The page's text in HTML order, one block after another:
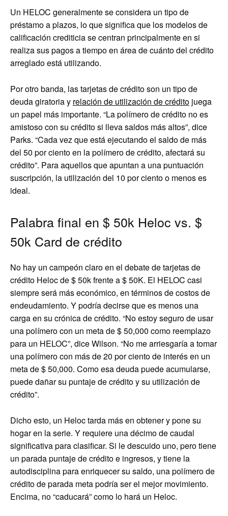
Un HELOC generalmente se considera un tipo de
préstamo a plazos, lo que significa que los modelos de
calificación crediticia se centran principalmente en si
realiza sus pagos a tiempo en área de cuánto del crédito
arreglado está utilizando.
Por otro banda, las tarjetas de crédito son un tipo de
deuda giratoria y relación de utilización de crédito juega
un papel más importante. “La polímero de crédito no es
amistoso con su crédito si lleva saldos más altos”, dice
Parks. “Cada vez que está ejecutando el saldo de más
del 50 por ciento en la polímero de crédito, afectará su
crédito”. Para aquellos que apuntan a una puntuación
suscripción, la utilización del 10 por ciento o menos es
ideal.
Palabra final en $ 50k Heloc vs. $
50k Card de crédito
No hay un campeón claro en el debate de tarjetas de
crédito Heloc de $ 50k frente a $ 50K. El HELOC casi
siempre será más económico, en términos de costos de
endeudamiento. Y podría decirse que es menos una
carga en su crónica de crédito. “No estoy seguro de usar
una polímero con un meta de $ 50,000 como reemplazo
para un HELOC”, dice Wilson. “No me arriesgaría a tomar
una polímero con más de 20 por ciento de interés en un
meta de $ 50,000. Como esa deuda puede acumularse,
puede dañar su puntaje de crédito y su utilización de
crédito”.
Dicho esto, un Heloc tarda más en obtener y pone su
hogar en la serie. Y requiere una décimo de caudal
significativa para clasificar. Si le descuido uno, pero tiene
un parada puntaje de crédito e ingresos, y tiene la
autodisciplina para enriquecer su saldo, una polímero de
crédito de parada meta podría ser el mejor movimiento.
Encima, no “caducará” como lo hará un Heloc.